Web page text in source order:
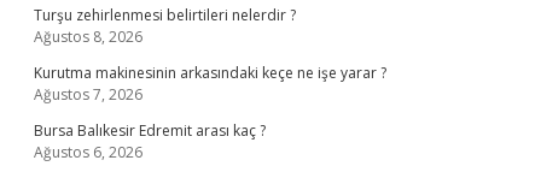
Turşu zehirlenmesi belirtileri nelerdir ?
Ağustos 8, 2026
Kurutma makinesinin arkasındaki keçe ne işe yarar ?
Ağustos 7, 2026
Bursa Balıkesir Edremit arası kaç ?
Ağustos 6, 2026